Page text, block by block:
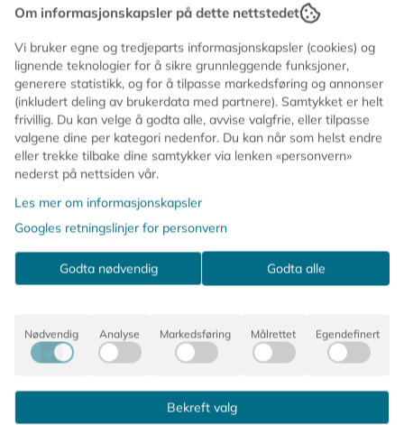
keramikk og lokk som ser ut som kremet softis, er dette
Duften er frisk og søt, med tydelig preg av mint og
sjokolade – akkurat passe til å skape en hyggelig
stemning i rommet. Perfekt som gave, som detalj i stua
eller som en fargerik overraskelse i hyllen ✨
🍃 Duft av mint og sjokolade
🍨 Keramikkopp med avtagbart lokk i silikon
🎁 En morsom og annerledes gaveidé
🪄 Gir lun og leken stemning i hjemmet
🕯️ Laget av parafinvoks
småting eller pynt 💚
Om informasjonskapsler på dette nettstedet
Vi bruker egne og tredjeparts informasjonskapsler (cookies) og
lignende teknologier for å sikre grunnleggende funksjoner,
generere statistikk, og for å tilpasse markedsføring og annonser
(inkludert deling av brukerdata med partnere). Samtykket er helt
frivillig. Du kan velge å godta alle, avvise valgfrie, eller tilpasse
valgene dine per kategori nedenfor. Du kan når som helst endre
eller trekke tilbake dine samtykker via lenken «personvern»
nederst på nettsiden vår.
Les mer om informasjonskapsler
Googles retningslinjer for personvern
Godta nødvendig Godta alle
Nødvendig Analyse Markedsføring Målrettet Egendefinert
Bekreft valg